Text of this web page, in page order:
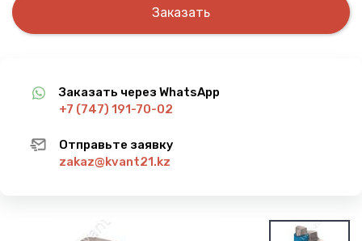
Заказать
Заказать через WhatsApp
+7 (747) 191-70-02
Отправьте заявку
zakaz@kvant21.kz